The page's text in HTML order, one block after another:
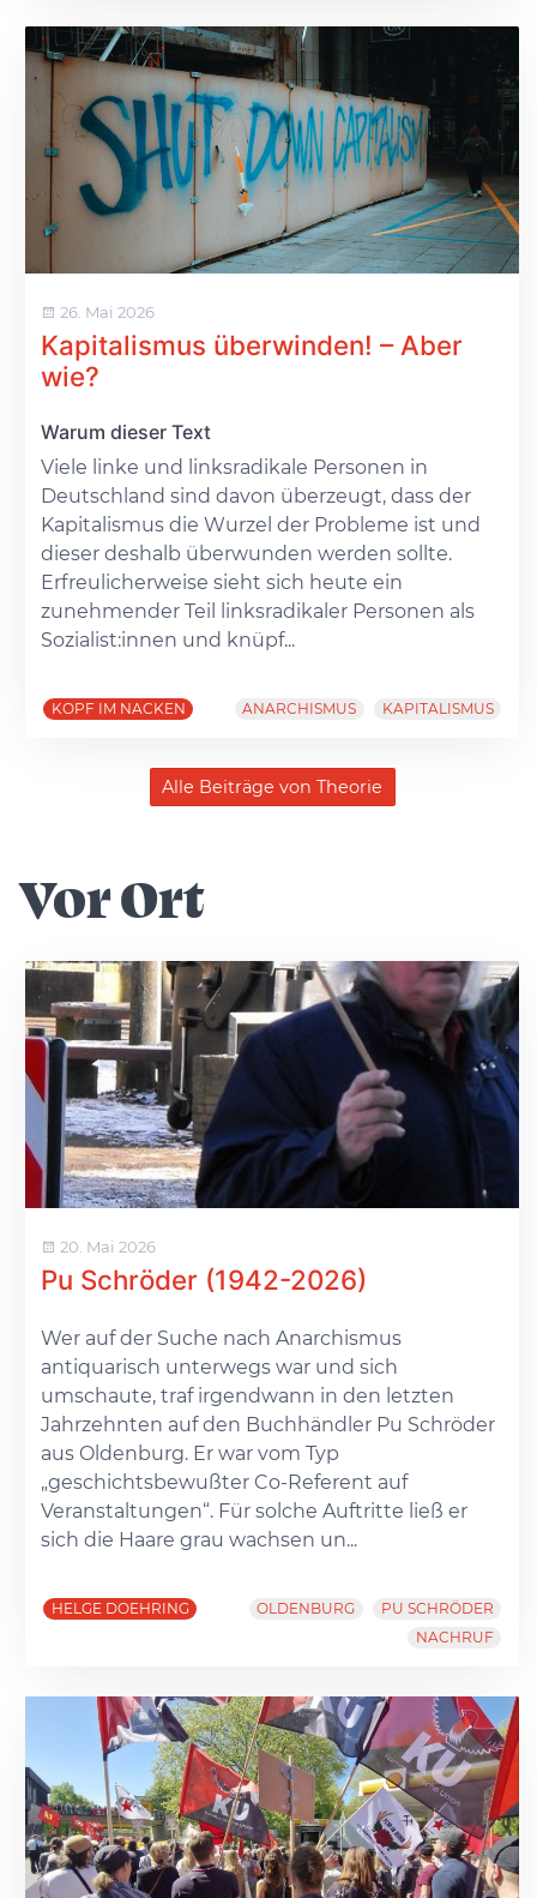
26. Mai 2026
Kapitalismus überwinden! – Aber
wie?
Warum dieser Text
Viele linke und linksradikale Personen in
Deutschland sind davon überzeugt, dass der
Kapitalismus die Wurzel der Probleme ist und
dieser deshalb überwunden werden sollte.
Erfreulicherweise sieht sich heute ein
zunehmender Teil linksradikaler Personen als
Sozialist:innen und knüpf...
KOPF IM NACKEN ANARCHISMUS KAPITALISMUS
Alle Beiträge von Theorie
Vor Ort
20. Mai 2026
Pu Schröder (1942-2026)
Wer auf der Suche nach Anarchismus
antiquarisch unterwegs war und sich
umschaute, traf irgendwann in den letzten
Jahrzehnten auf den Buchhändler Pu Schröder
aus Oldenburg. Er war vom Typ
„geschichtsbewußter Co-Referent auf
Veranstaltungen“. Für solche Auftritte ließ er
sich die Haare grau wachsen un...
HELGE DOEHRING OLDENBURG
PU SCHRÖDER
NACHRUF